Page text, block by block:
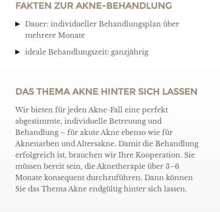
FAKTEN ZUR AKNE-BEHANDLUNG
Dauer: individueller Behandlungsplan über
mehrere Monate
ideale Behandlungszeit: ganzjährig
DAS THEMA AKNE HINTER SICH LASSEN
Wir bieten für jeden Akne-Fall eine perfekt
abgestimmte, individuelle Betreuung und
Behandlung – für akute Akne ebenso wie für
Aknenarben und Altersakne. Damit die Behandlung
erfolgreich ist, brauchen wir Ihre Kooperation. Sie
müssen bereit sein, die Aknetherapie über 3–6
Monate konsequent durchzuführen. Dann können
Sie das Thema Akne endgültig hinter sich lassen.